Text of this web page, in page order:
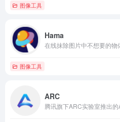
图像工具
Hama
在线抹除图片中不想要的物
图像工具
ARC
腾讯旗下ARC实验室推出